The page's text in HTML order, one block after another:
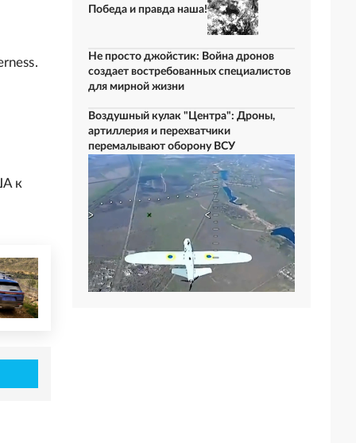
к
Победа и правда наша!
Не просто джойстик: Война дронов
создает востребованных специалистов
для мирной жизни
Воздушный кулак "Центра": Дроны,
артиллерия и перехватчики
перемалывают оборону ВСУ